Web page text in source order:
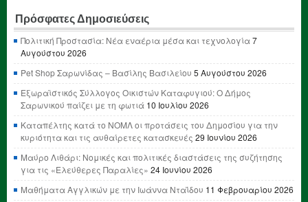
Πρόσφατες Δημοσιεύσεις
Πολιτική Προστασία: Νέα εναέρια μέσα και τεχνολογία7
Αυγούστου 2026
Pet Shop Σαρωνίδας – Βασίλης Βασιλείου 5 Αυγούστου 2026
Εξωραϊστικός Σύλλογος Οικιστών Καταφυγιού: Ο Δήμος
Σαρωνικού παίζει με τη φωτιά 10 Ιουλίου 2026
Καταπέλτης κατά το ΝΟΜΛ οι προτάσεις του Δημοσίου για την
κυριότητα και τις αυθαίρετες κατασκευές 29 Ιουνίου 2026
Μαύρο Λιθάρι: Νομικές και πολιτικές διαστάσεις της συζήτησης
για τις «Ελεύθερες Παραλίες» 24 Ιουνίου 2026
Μαθήματα Αγγλικών με την Ιωάννα Νταΐδου 11 Φεβρουαρίου 2026